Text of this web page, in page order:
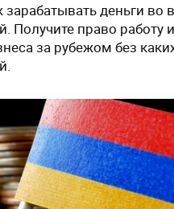
зарабатывать деньги во
Получите право работу
за рубежом без